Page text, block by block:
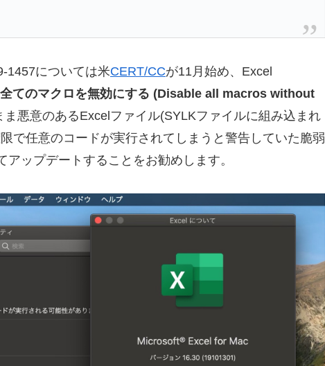
1457については米CERT/CCが11月始め、Excel
てのマクロを無効にする (Disable all macros without
悪意のあるExcelファイル(SYLKファイルに組み込まれ
で任意のコードが実行されてしまうと警告していた脆弱
ップデートすることをお勧めします。